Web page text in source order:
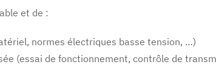
et de :
normes électriques basse tension, …)
(essai de fonctionnement, contrôle de